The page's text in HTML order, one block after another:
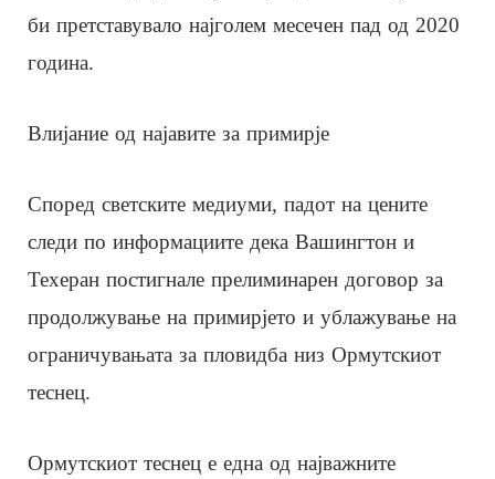
би претставувало најголем месечен пад од 2020
година.
Влијание од најавите за примирје
Според светските медиуми, падот на цените
следи по информациите дека Вашингтон и
Техеран постигнале прелиминарен договор за
продолжување на примирјето и ублажување на
ограничувањата за пловидба низ Ормутскиот
теснец.
Ормутскиот теснец е една од најважните